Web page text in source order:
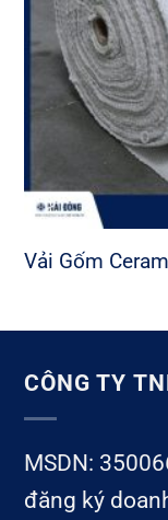
Vải Gốm
CÔNG TY
MSDN:
đăng ký